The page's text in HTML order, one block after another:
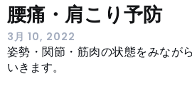
腰痛・肩こり予防
3月 10, 2022
姿勢・関節・筋肉の状態をみなが
いきます。